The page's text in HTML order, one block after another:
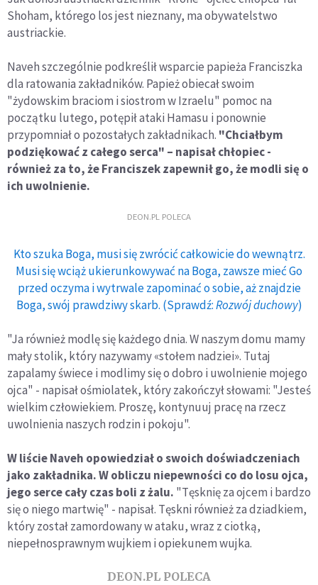
Shoham, którego los jest nieznany, ma obywatelstwo
austriackie.
Naveh szczególnie podkreślił wsparcie papieża Franciszka
dla ratowania zakładników. Papież obiecał swoim
"żydowskim braciom i siostrom w Izraelu" pomoc na
początku lutego, potępił ataki Hamasu i ponownie
przypomniał o pozostałych zakładnikach. "Chciałbym
podziękować z całego serca" – napisał chłopiec -
również za to, że Franciszek zapewnił go, że modli się o
ich uwolnienie.
DEON.PL POLECA
Kto szuka Boga, musi się zwrócić całkowicie do wewnątrz.
Musi się wciąż ukierunkowywać na Boga, zawsze mieć Go
przed oczyma i wytrwale zapominać o sobie, aż znajdzie
Boga, swój prawdziwy skarb. (Sprawdź:Rozwój duchowy)
"Ja również modlę się każdego dnia. W naszym domu mamy
mały stolik, który nazywamy «stołem nadziei». Tutaj
zapalamy świece i modlimy się o dobro i uwolnienie mojego
ojca" - napisał ośmiolatek, który zakończył słowami: "Jesteś
wielkim człowiekiem. Proszę, kontynuuj pracę na rzecz
uwolnienia naszych rodzin i pokoju".
W liście Naveh opowiedział o swoich doświadczeniach
jako zakładnika. W obliczu niepewności co do losu ojca,
jego serce cały czas boli z żalu. "Tęsknię za ojcem i bardzo
się o niego martwię" - napisał. Tęskni również za dziadkiem,
który został zamordowany w ataku, wraz z ciotką,
niepełnosprawnym wujkiem i opiekunem wujka.
DEON.PL POLECA